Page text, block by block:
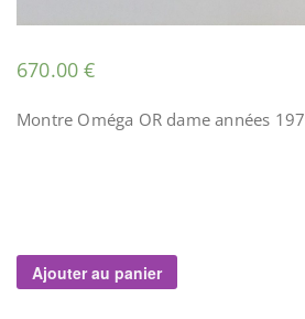
670.00€
Montre Oméga OR dame années
Ajouter au panier